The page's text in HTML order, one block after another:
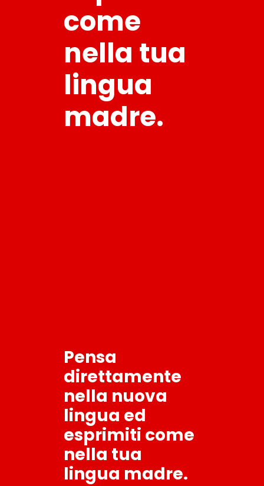
come
nella tua
lingua
madre.
Pensa
direttamente
nella nuova
lingua ed
esprimiti come
nella tua
lingua madre.